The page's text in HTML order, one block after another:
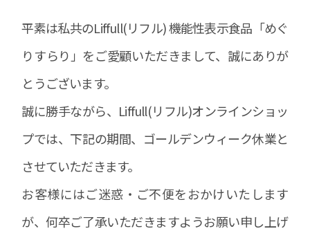
平素は私共のLiffull(リフル) 機能性表示食品「めぐ
りすらり」をご愛顧いただきまして、誠にありが
とうございます。
誠に勝手ながら、Liffull(リフル)オンラインショッ
プでは、下記の期間、ゴールデンウィーク休業と
させていただきます。
お客様にはご迷惑・ご不便をおかけいたします
が、何卒ご了承いただきますようお願い申し上げ